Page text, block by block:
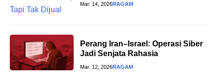
Mar. 14, 2026RAGAM
Perang Iran–Israel: Operasi Siber
Jadi Senjata Rahasia
Mar. 12, 2026RAGAM